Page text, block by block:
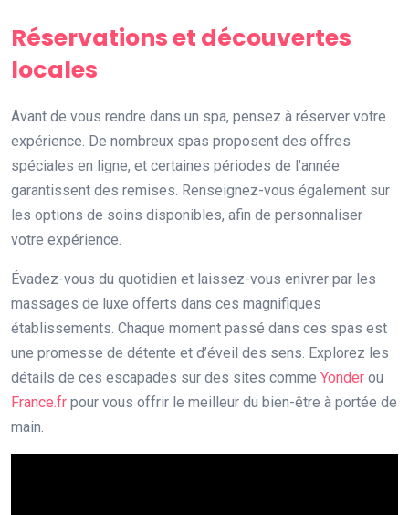
Réservations et découvertes
locales
Avant de vous rendre dans un spa, pensez à réserver votre
expérience. De nombreux spas proposent des offres
spéciales en ligne, et certaines périodes de l’année
garantissent des remises. Renseignez-vous également sur
les options de soins disponibles, afin de personnaliser
votre expérience.
Évadez-vous du quotidien et laissez-vous enivrer par les
massages de luxe offerts dans ces magnifiques
établissements. Chaque moment passé dans ces spas est
une promesse de détente et d’éveil des sens. Explorez les
détails de ces escapades sur des sites comme Yonder ou
France.fr pour vous offrir le meilleur du bien-être à portée de
main.